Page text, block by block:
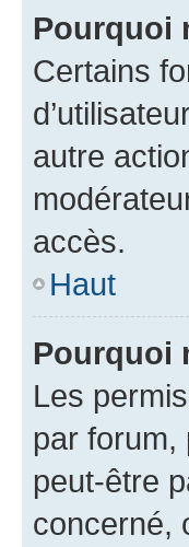
Pourquoi
Certains
autre
accès.
Haut
Pourquoi
Les
par forum,
peut-être
concerné,